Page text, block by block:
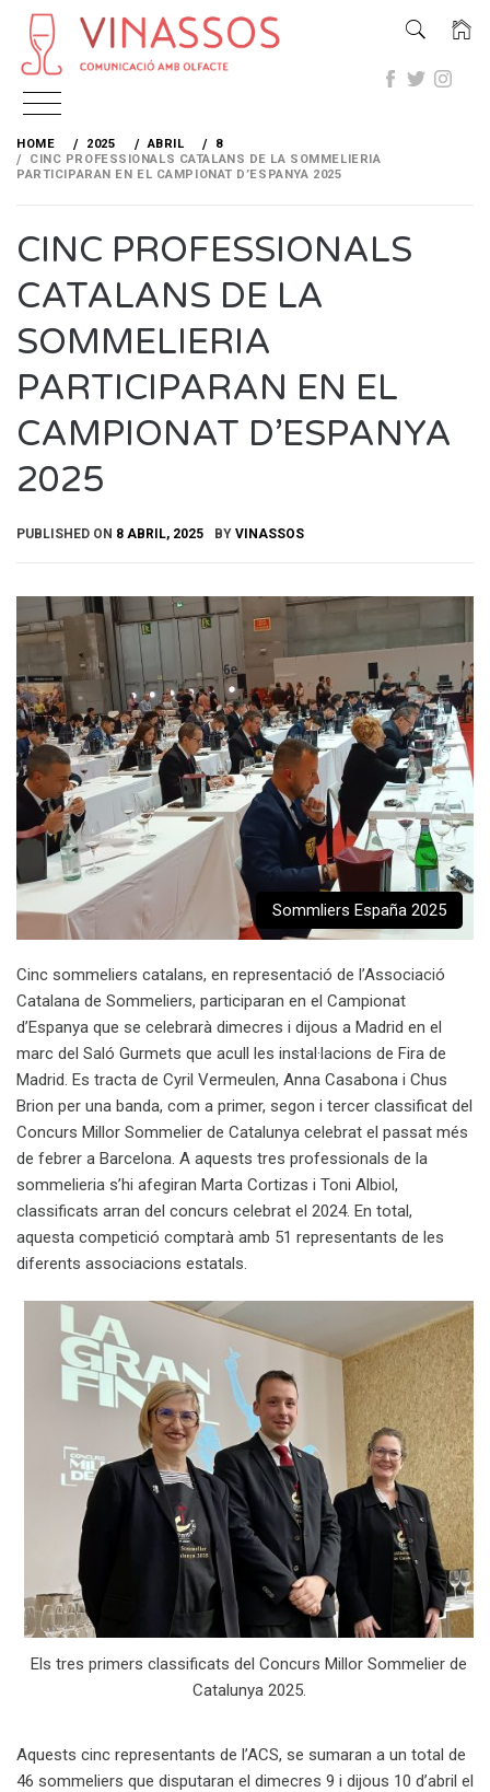
Skip
content
HOME 2025 ABRIL
8
CINC PROFESSIONALS CATALANS DE LA SOMMELIERIA
PARTICIPARAN EN EL CAMPIONAT D’ESPANYA 2025
CINC PROFESSIONALS
CATALANS DE LA
SOMMELIERIA
PARTICIPARAN EN EL
CAMPIONAT D’ESPANYA
2025
PUBLISHED ON 8 ABRIL, 2025 BY VINASSOS
Sommliers España 2025
Cinc sommeliers catalans, en representació de l’Associació
Catalana de Sommeliers, participaran en el Campionat
d’Espanya que se celebrarà dimecres i dijous a Madrid en el
marc del Saló Gurmets que acull les instal·lacions de Fira de
Madrid. Es tracta de Cyril Vermeulen, Anna Casabona i Chus
Brion per una banda, com a primer, segon i tercer classificat del
Concurs Millor Sommelier de Catalunya celebrat el passat més
de febrer a Barcelona. A aquests tres professionals de la
sommelieria s’hi afegiran Marta Cortizas i Toni Albiol,
classificats arran del concurs celebrat el 2024. En total,
aquesta competició comptarà amb 51 representants de les
diferents associacions estatals.
Els tres primers classificats del Concurs Millor Sommelier de
Catalunya 2025.
Aquests cinc representants de l’ACS, se sumaran a un total de
46 sommeliers que disputaran el dimecres 9 i dijous 10 d’abril el